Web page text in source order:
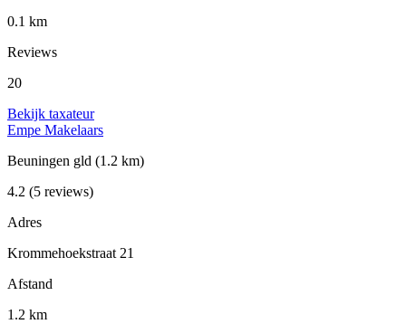
0.1 km
Reviews
20
Bekijk taxateur
Empe Makelaars
Beuningen gld (1.2 km)
4.2 (5 reviews)
Adres
Krommehoekstraat 21
Afstand
1.2 km